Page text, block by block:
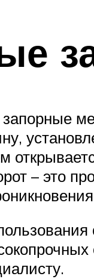
– это